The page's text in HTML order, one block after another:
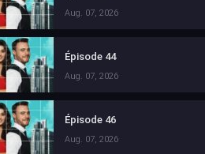
Aug. 07, 2026
Épisode 44
Aug. 07, 2026
Épisode 46
Aug. 07, 2026